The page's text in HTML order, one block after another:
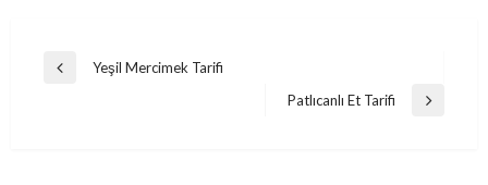
Post
Previous
Yeşil Mercimek Tarifi
Next
Patlıcanlı Et Tarifi